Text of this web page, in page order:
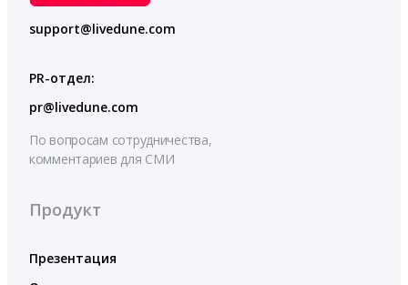
support@livedune.com
PR-отдел:
pr@livedune.com
По вопросам сотрудничества,
комментариев для СМИ
Продукт
Презентация